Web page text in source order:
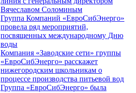
Вячеславом Соломиным
Группа Компаний «ЕвроСибЭнерго»
провела ряд мероприятий,
посвященных международному Дню
воды
Компания «Заводские сети» группы
«ЕвроСибЭнерго» расскажет
нижегородским школьникам о
процессе производства питьевой вод
Группа «ЕвроСибЭнерго» была